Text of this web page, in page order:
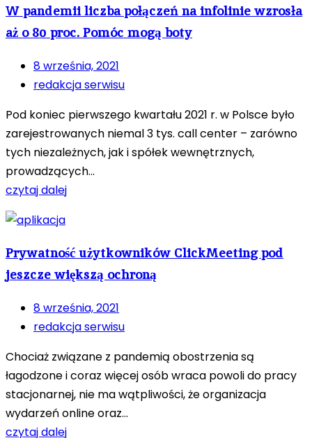
W pandemii liczba połączeń na infolinie wzrosła
aż o 80 proc. Pomóc mogą boty
8 września, 2021
redakcja serwisu
Pod koniec pierwszego kwartału 2021 r. w Polsce było
zarejestrowanych niemal 3 tys. call center – zarówno
tych niezależnych, jak i spółek wewnętrznych,
prowadzących...
czytaj dalej
Prywatność użytkowników ClickMeeting pod
jeszcze większą ochroną
8 września, 2021
redakcja serwisu
Chociaż związane z pandemią obostrzenia są
łagodzone i coraz więcej osób wraca powoli do pracy
stacjonarnej, nie ma wątpliwości, że organizacja
wydarzeń online oraz...
czytaj dalej